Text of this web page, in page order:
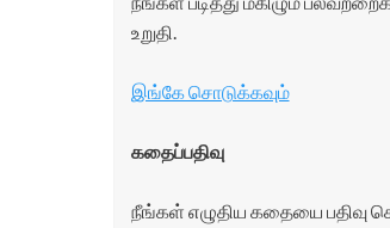
உறுதி.
இங்கே சொடுக்கவும்
கதைப்பதிவு
நீங்கள் எழுதிய கதையை பதிவு